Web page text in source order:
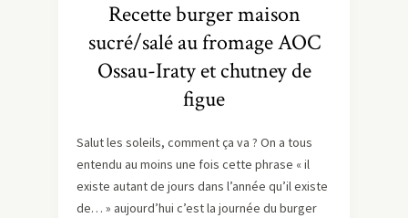
Recette burger maison
sucré/salé au fromage AOC
Ossau-Iraty et chutney de
figue
Salut les soleils, comment ça va ? On a tous
entendu au moins une fois cette phrase « il
existe autant de jours dans l’année qu’il existe
de… » aujourd’hui c’est la journée du burger